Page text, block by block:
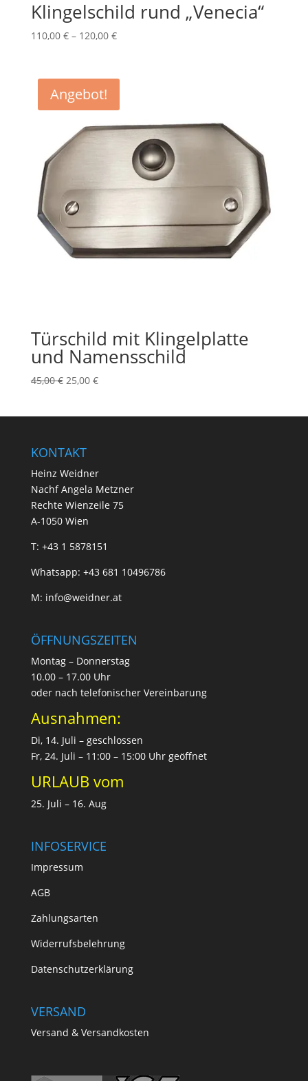
Klingelschild rund „Venecia“
110,00 €– 120,00 €
Angebot!
Türschild mit Klingelplatte
und Namensschild
45,00€ Ursprünglicher
25,00 €Aktueller
KONTAKT
Heinz Weidner
Nachf Angela Metzner
Rechte Wienzeile 75
A-1050 Wien
T: +43 1 5878151
Whatsapp: +43 681 10496786
M: info@weidner.at
ÖFFNUNGSZEITEN
Montag – Donnerstag
10.00 – 17.00 Uhr
oder nach telefonischer Vereinbarung
Ausnahmen:
Di, 14. Juli – geschlossen
Fr, 24. Juli – 11:00 – 15:00 Uhr geöffnet
URLAUB vom
25. Juli – 16. Aug
INFOSERVICE
Impressum
AGB
Zahlungsarten
Widerrufsbelehrung
Datenschutzerklärung
VERSAND
Versand & Versandkosten